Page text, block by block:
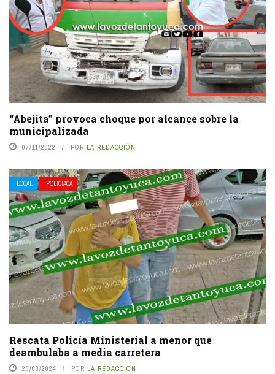
“Abejita” provoca choque por alcance sobre la
municipalizada
07/11/2022 POR LA REDACCIÓN
LOCAL POLICIACA
Rescata Policía Ministerial a menor que
deambulaba a media carretera
26/08/2024 POR LA REDACCIÓN